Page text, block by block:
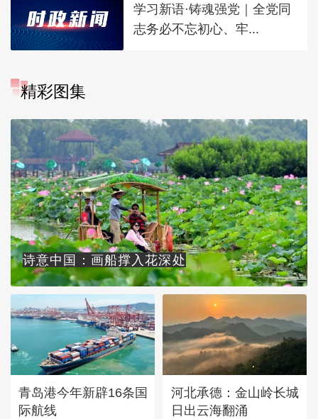
学习新语·铸魂强党｜全党同
志务必不忘初心、牢...
精彩图集
诗意中国：画船撑入花深处
青岛港今年新辟16条国
际航线
河北承德：金山岭长城
日出云海翻涌